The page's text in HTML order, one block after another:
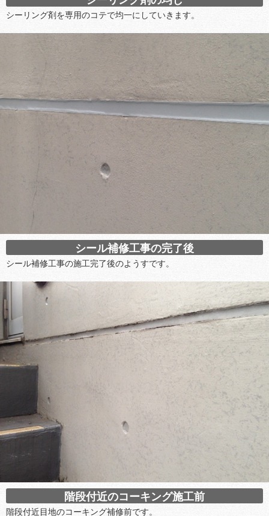
シーリング剤を専用のコテで均一にしていきます。
シール補修工事の完了後
シール補修工事の施工完了後のようすです。
階段付近のコーキング施工前
階段付近目地のコーキング補修前です。